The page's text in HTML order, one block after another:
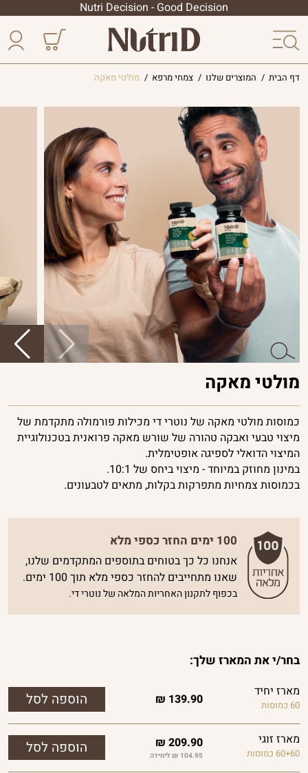
Nutri Decision - Good Decision
הסדרה
הליפוזומלית
פטריות
מרפא
הסדרה
המקצועית
צמחי
מרפא
פרוביוטיקה
ויטמינים
ומינרלים
פורמולות
חכמות
ביוטי
נשים
דף הבית / המוצרים שלנו / צמחי מרפא / מולטי מאקה
מולטי מאקה
כמוסות מולטי מאקה של נוטרי די מכילות פורמולה מתקדמת של
מיצוי טבעי ואבקה טהורה של שורש מאקה פרואנית בטכנולוגיית
המיצוי הדואלי לספיגה אופטימלית.
במינון מחוזק במיוחד - מיצוי ביחס של 10:1.
בכמוסות צמחיות מתפרקות בקלות, מתאים לטבעונים.
100 ימים החזר כספי מלא
אנחנו כל כך בטוחים בתוספים המתקדמים שלנו,
שאנו מתחייבים להחזר כספי מלא תוך 100 ימים.
בכפוף לתקנון האחריות המלאה של נוטרי די.
בחר/י את המארז שלך:
מארז יחיד
60 כמוסות 139.90
₪
מארז זוגי
60+60 כמוסות
209.90
₪
104.95 ₪ ליחידה